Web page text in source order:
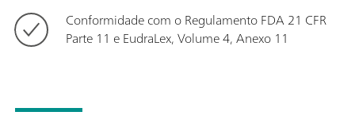
Conformidade com o Regulamento FDA 21 CFR
Parte 11 e EudraLex, Volume 4, Anexo 11